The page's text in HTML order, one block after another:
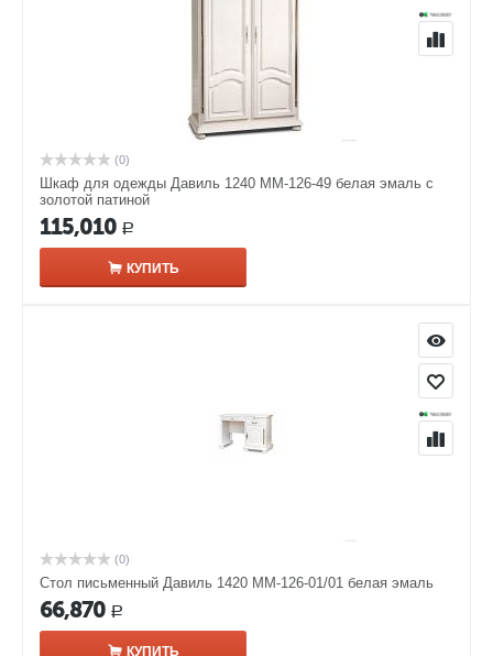
(0)
Шкаф для одежды Давиль 1240 ММ-126-49 белая эмаль с
золотой патиной
115,010 Р
КУПИТЬ
(0)
Стол письменный Давиль 1420 ММ-126-01/01 белая эмаль
66,870 Р
КУПИТЬ